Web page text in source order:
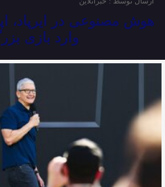
هوش مصنوعی در ایرپاد،
وارد بازی